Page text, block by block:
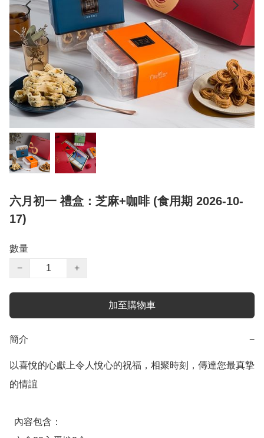
六月初一 禮盒：芝麻+咖啡 (食用期 2026-10-
17)
數量
−
+
加至購物車
簡介 −
以喜悅的心獻上令人悅心的祝福，相聚時刻，傳達您最真摯
的情誼